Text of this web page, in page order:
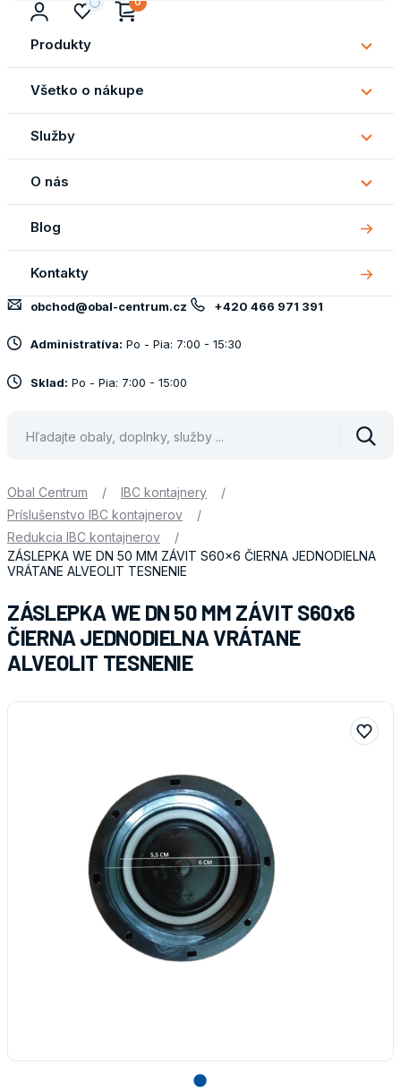
Produkty
Všetko o nákupe
o
Služby
O nás
O
nás
Blog
Kontakty
obchod@obal-centrum.cz +420 466 971 391
Administratíva: Po - Pia: 7:00 - 15:30
Sklad: Po - Pia: 7:00 - 15:00
Obal Centrum / IBC kontajnery
/
Príslušenstvo IBC kontajnerov
/
Redukcia IBC kontajnerov
/
ZÁSLEPKA WE DN 50 MM ZÁVIT S60x6 ČIERNA JEDNODIELNA
VRÁTANE ALVEOLIT TESNENIE
ZÁSLEPKA WE DN 50 MM ZÁVIT S60x6
ČIERNA JEDNODIELNA VRÁTANE
ALVEOLIT TESNENIE
lens